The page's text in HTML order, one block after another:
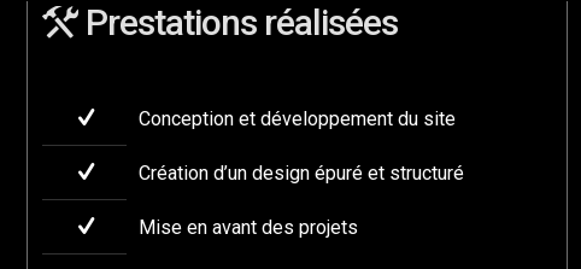
Prestations réalisées
Conception et développement du site
Création d’un design épuré et structuré
Mise en avant des projets